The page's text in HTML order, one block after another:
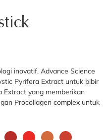
inovatif, Advance Science
Pyrifera Extract untuk bibir
Extract yang memberikan
Procollagen complex untuk